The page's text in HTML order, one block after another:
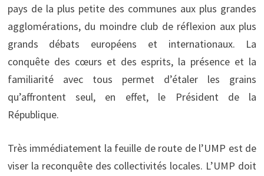
pays de la plus petite des communes aux plus grandes
agglomérations, du moindre club de réflexion aux plus
grands débats européens et internationaux. La
conquête des cœurs et des esprits, la présence et la
familiarité avec tous permet d’étaler les grains
qu’affrontent seul, en effet, le Président de la
République.
Très immédiatement la feuille de route de l’UMP est de
viser la reconquête des collectivités locales. L’UMP doit